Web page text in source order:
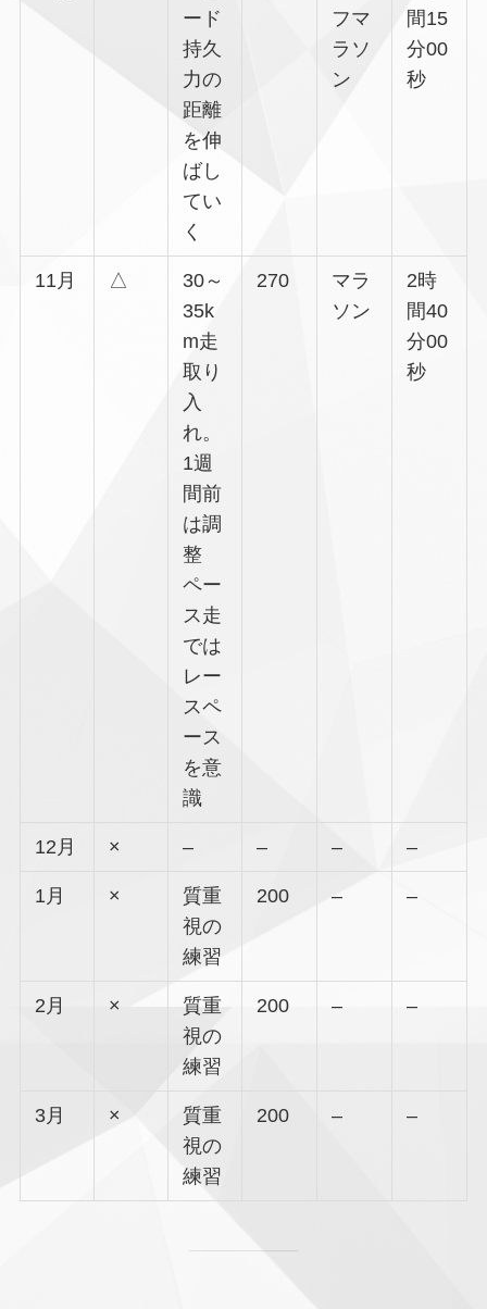
ード
持久
力の
距離
を伸
ばし
てい
く
フマ
ラソ
ン
間15
分00
秒
11月 △
30～
35k
m走
取り
入
れ。
1週
間前
は調
整
ペー
ス走
では
レー
スペ
ース
を意
識
270
マラ
ソン
2時
間40
分00
秒
12月 × – – – –
1月 ×
質重
視の
練習
200 – –
2月 ×
質重
視の
練習
200 – –
3月 ×
質重
視の
練習
200 – –